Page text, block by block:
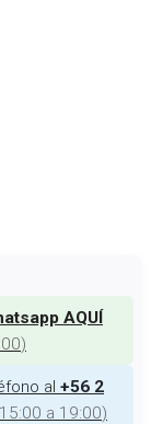
AQUÍ
)
al +56 2
a 19:00)